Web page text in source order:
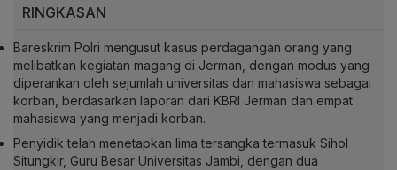
RINGKASAN
Bareskrim Polri mengusut kasus perdagangan orang yang
melibatkan kegiatan magang di Jerman, dengan modus yang
diperankan oleh sejumlah universitas dan mahasiswa sebagai
korban, berdasarkan laporan dari KBRI Jerman dan empat
mahasiswa yang menjadi korban.
Penyidik telah menetapkan lima tersangka termasuk Sihol
Situngkir, Guru Besar Universitas Jambi, dengan dua